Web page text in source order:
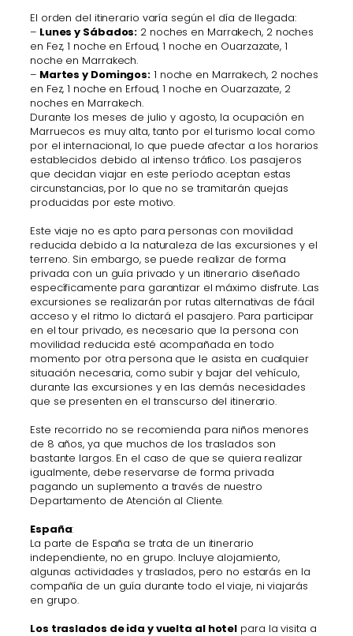
El orden del itinerario varía según el día de llegada:
– Lunes y Sábados: 2 noches en Marrakech, 2 noches
en Fez, 1 noche en Erfoud, 1 noche en Ouarzazate, 1
noche en Marrakech.
– Martes y Domingos: 1 noche en Marrakech, 2 noches
en Fez, 1 noche en Erfoud, 1 noche en Ouarzazate, 2
noches en Marrakech.
Durante los meses de julio y agosto, la ocupación en
Marruecos es muy alta, tanto por el turismo local como
por el internacional, lo que puede afectar a los horarios
establecidos debido al intenso tráfico. Los pasajeros
que decidan viajar en este período aceptan estas
circunstancias, por lo que no se tramitarán quejas
producidas por este motivo.
Este viaje no es apto para personas con movilidad
reducida debido a la naturaleza de las excursiones y el
terreno. Sin embargo, se puede realizar de forma
privada con un guía privado y un itinerario diseñado
específicamente para garantizar el máximo disfrute. Las
excursiones se realizarán por rutas alternativas de fácil
acceso y el ritmo lo dictará el pasajero. Para participar
en el tour privado, es necesario que la persona con
movilidad reducida esté acompañada en todo
momento por otra persona que le asista en cualquier
situación necesaria, como subir y bajar del vehículo,
durante las excursiones y en las demás necesidades
que se presenten en el transcurso del itinerario.
Este recorrido no se recomienda para niños menores
de 8 años, ya que muchos de los traslados son
bastante largos. En el caso de que se quiera realizar
igualmente, debe reservarse de forma privada
pagando un suplemento a través de nuestro
Departamento de Atención al Cliente.
España:
La parte de España se trata de un itinerario
independiente, no en grupo. Incluye alojamiento,
algunas actividades y traslados, pero no estarás en la
compañía de un guía durante todo el viaje, ni viajarás
en grupo.
Los traslados de ida y vuelta al hotel para la visita a